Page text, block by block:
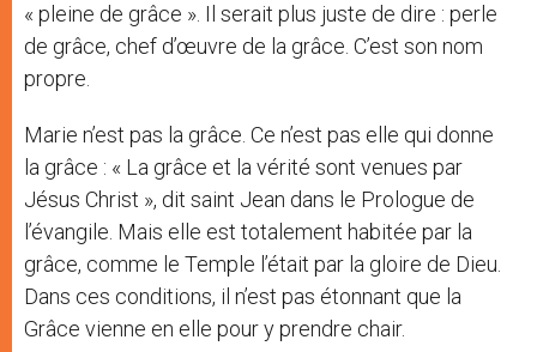
« pleine de grâce ». Il serait plus juste de dire : perle
de grâce, chef d’œuvre de la grâce. C’est son nom
propre.
Marie n’est pas la grâce. Ce n’est pas elle qui donne
la grâce : « La grâce et la vérité sont venues par
Jésus Christ », dit saint Jean dans le Prologue de
l’évangile. Mais elle est totalement habitée par la
grâce, comme le Temple l’était par la gloire de Dieu.
Dans ces conditions, il n’est pas étonnant que la
Grâce vienne en elle pour y prendre chair.